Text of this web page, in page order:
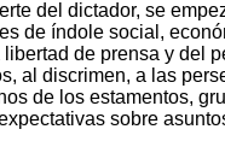
del dictador, se
de índole social,
de prensa y del
al discrimen, a las
de los estamentos,
sobre